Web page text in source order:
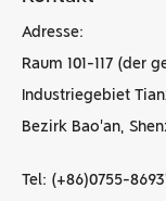
Adresse:
Raum 101-117 (der
Industriegebiet
Bezirk Bao'an,
Tel: (+86)0755-